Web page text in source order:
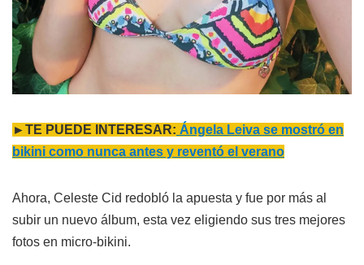
►TE PUEDE INTERESAR: Ángela Leiva se mostró en
bikini como nunca antes y reventó el verano
Ahora, Celeste Cid redobló la apuesta y fue por más al
subir un nuevo álbum, esta vez eligiendo sus tres mejores
fotos en micro-bikini.